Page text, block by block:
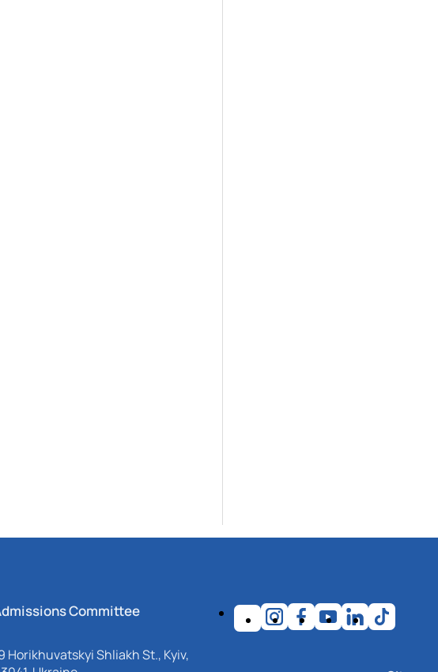
Committee
Horikhuvatskyi Shliakh St., Kyiv,